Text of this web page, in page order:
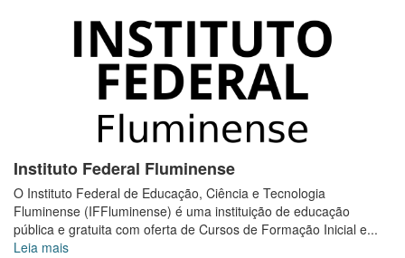
Instituto Federal Fluminense
O Instituto Federal de Educação, Ciência e Tecnologia
Fluminense (IFFluminense) é uma instituição de educação
pública e gratuita com oferta de Cursos de Formação Inicial e...
Leia mais